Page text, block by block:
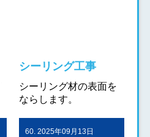
シーリング工事
シーリング材の表面を
ならします。
60. 2025年09月13日